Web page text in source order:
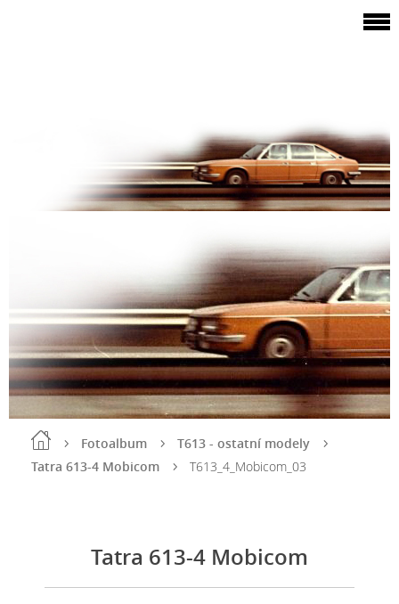
Fotoalbum
T613 - ostatní modely
Tatra 613-4 Mobicom
T613_4_Mobicom_03
Tatra 613-4 Mobicom